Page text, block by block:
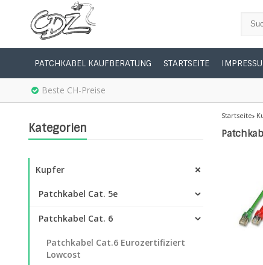
PATCHKABEL KAUFBERATUNG STARTSEITE
Beste CH-Preise
Kategorien
Kupfer
Patchkabel Cat. 5e
Patchkabel Cat. 6
Patchkabel Cat.6 Eurozertifiziert
Lowcost
Startseite